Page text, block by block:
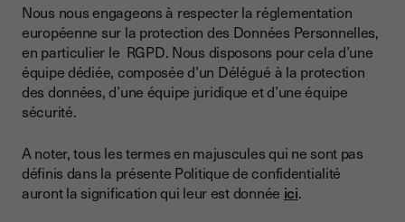
Nous nous engageons à respecter la réglementation
européenne sur la protection des Données Personnelles,
en particulier le RGPD. Nous disposons pour cela d’une
équipe dédiée, composée d’un Délégué à la protection
des données, d’une équipe juridique et d’une équipe
sécurité.
A noter, tous les termes en majuscules qui ne sont pas
définis dans la présente Politique de confidentialité
auront la signification qui leur est donnée ici.